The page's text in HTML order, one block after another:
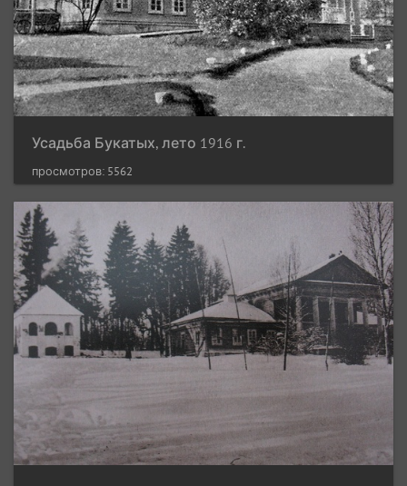
Усадьба Букатых, лето 1916 г.
просмотров: 5562